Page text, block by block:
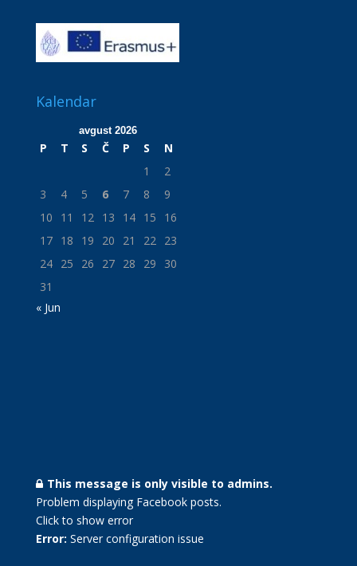
Kalendar
avgust 2026
P T S Č P S
N
1
2
3
4 5 6 7 8
9
10
11 12 13 14 15
16
17 18 19 20 21 22 23
24 25 26 27 28 29
30
31
« Jun
This message is only visible to admins.
Problem displaying Facebook posts.
Click to show error
Error: Server configuration issue